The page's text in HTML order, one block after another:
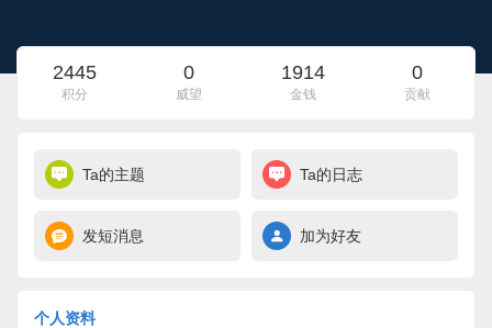
2445
积分
0
威望
1914
金钱
0
贡献
Ta的主题 Ta的日志
发短消息 加为好友
个人资料